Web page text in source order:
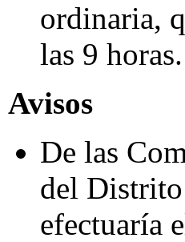
ordinaria,
las 9 horas.
Avisos
De las
del Distrito
efectuaría